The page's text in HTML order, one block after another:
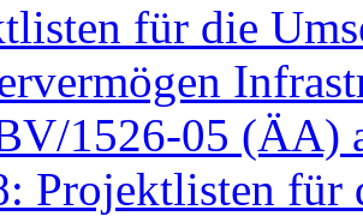
für die
1526-05 (ÄA)
Projektlisten für